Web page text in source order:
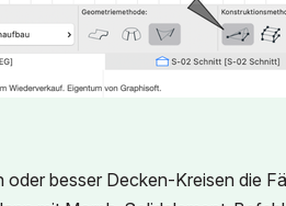
oder besser Decken-Kreisen die